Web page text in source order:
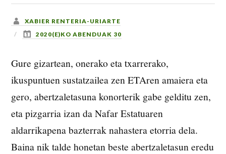
XABIER RENTERIA-URIARTE
2020(E)KO ABENDUAK 30
Gure gizartean, onerako eta txarrerako,
ikuspuntuen sustatzailea zen ETAren amaiera eta
gero, abertzaletasuna konorterik gabe gelditu zen,
eta pizgarria izan da Nafar Estatuaren
aldarrikapena bazterrak nahastera etorria dela.
Baina nik talde honetan beste abertzaletasun eredu